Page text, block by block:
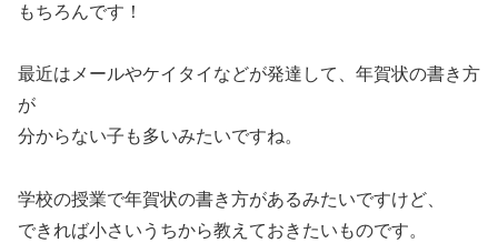
もちろんです！
最近はメールやケイタイなどが発達して、年賀状の書き方
が
分からない子も多いみたいですね。
学校の授業で年賀状の書き方があるみたいですけど、
できれば小さいうちから教えておきたいものです。